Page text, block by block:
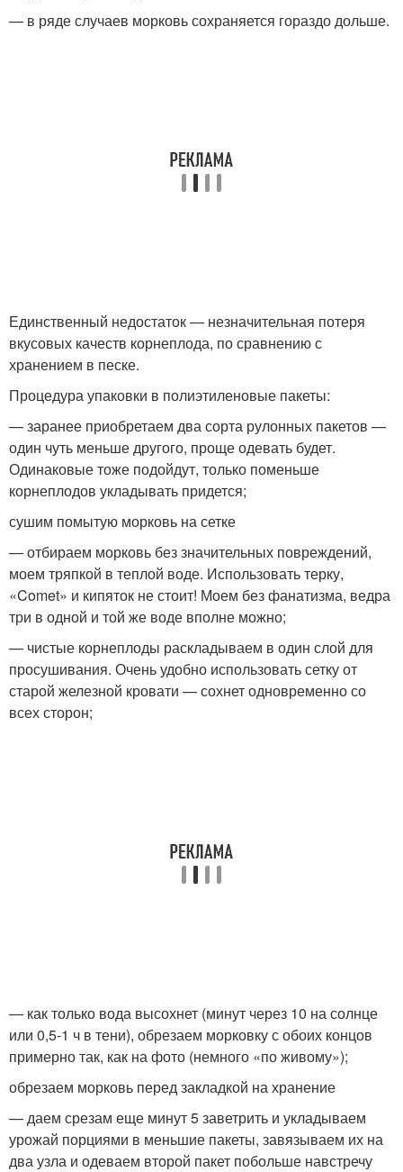
— в ряде случаев морковь сохраняется гораздо дольше.
Единственный недостаток — незначительная потеря
вкусовых качеств корнеплода, по сравнению с
хранением в песке.
Процедура упаковки в полиэтиленовые пакеты:
— заранее приобретаем два сорта рулонных пакетов —
один чуть меньше другого, проще одевать будет.
Одинаковые тоже подойдут, только поменьше
корнеплодов укладывать придется;
сушим помытую морковь на сетке
— отбираем морковь без значительных повреждений,
моем тряпкой в теплой воде. Использовать терку,
«Comet» и кипяток не стоит! Моем без фанатизма, ведра
три в одной и той же воде вполне можно;
— чистые корнеплоды раскладываем в один слой для
просушивания. Очень удобно использовать сетку от
старой железной кровати — сохнет одновременно со
всех сторон;
— как только вода высохнет (минут через 10 на солнце
или 0,5-1 ч в тени), обрезаем морковку с обоих концов
примерно так, как на фото (немного «по живому»);
обрезаем морковь перед закладкой на хранение
— даем срезам еще минут 5 заветрить и укладываем
урожай порциями в меньшие пакеты, завязываем их на
два узла и одеваем второй пакет побольше навстречу